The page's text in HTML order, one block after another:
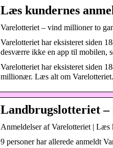
Læs kundernes
Varelotteriet – vind millioner to
Varelotteriet har eksisteret siden
desværre ikke en app til mobilen,
Varelotteriet har eksisteret siden
millionær. Læs alt om Varelotteriet.
Landbrugslotteriet –
Anmeldelser af Varelotteriet | Læs
9 personer har allerede anmeldt